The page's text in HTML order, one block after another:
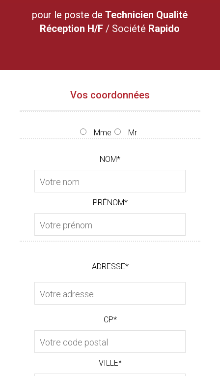
pour le poste deTechnicien Qualité
Réception H/F / Société Rapido
Vos coordonnées
Mme Mr
NOM*
PRÉNOM*
ADRESSE*
CP*
VILLE*